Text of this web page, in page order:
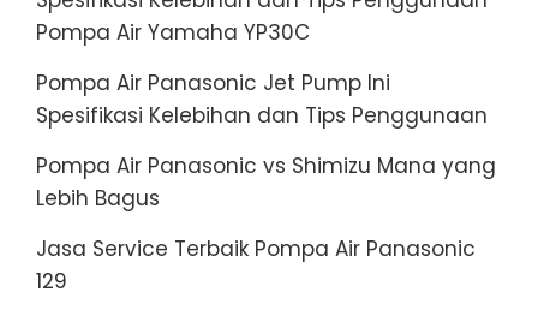
Pompa Air Yamaha YP30C
Pompa Air Panasonic Jet Pump Ini
Spesifikasi Kelebihan dan Tips Penggunaan
Pompa Air Panasonic vs Shimizu Mana yang
Lebih Bagus
Jasa Service Terbaik Pompa Air Panasonic
129